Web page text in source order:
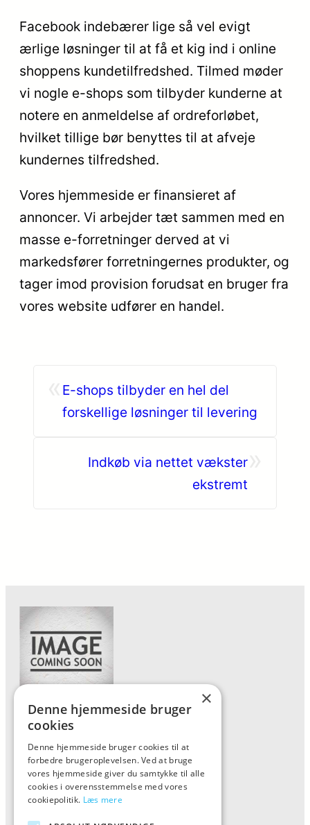
Facebook indebærer lige så vel evigt
ærlige løsninger til at få et kig ind i online
shoppens kundetilfredshed. Tilmed møder
vi nogle e-shops som tilbyder kunderne at
notere en anmeldelse af ordreforløbet,
hvilket tillige bør benyttes til at afveje
kundernes tilfredshed.
Vores hjemmeside er finansieret af
annoncer. Vi arbejder tæt sammen med en
masse e-forretninger derved at vi
markedsfører forretningernes produkter, og
tager imod provision forudsat en bruger fra
vores website udfører en handel.
E-shops tilbyder en hel del
forskellige løsninger til levering
Indkøb via nettet vækster
ekstremt
Forside
Vis alle produkter
Kontakt
Oversigt artikler
×
Denne hjemmeside bruger
cookies
Denne hjemmeside bruger cookies til at
forbedre brugeroplevelsen. Ved at bruge
vores hjemmeside giver du samtykke til alle
cookies i overensstemmelse med vores
cookiepolitik. Læs mere